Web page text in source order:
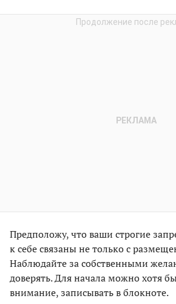
Предположу, что ваши строгие
к себе связаны не только с
Наблюдайте за собственными
доверять. Для начала можно хотя
внимание, записывать в блокноте.